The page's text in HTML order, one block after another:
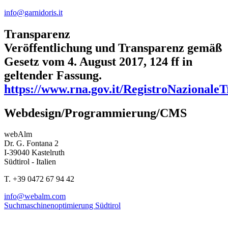
info@garnidoris.it
Transparenz
Veröffentlichung und Transparenz gemäß
Gesetz vom 4. August 2017, 124 ff in
geltender Fassung.
https://www.rna.gov.it/
Webdesign/Programmierung/CMS
webAlm
Dr. G. Fontana 2
I-39040 Kastelruth
Südtirol - Italien
T. +39 0472 67 94 42
info@webalm.com
Suchmaschinenoptimierung Südtirol